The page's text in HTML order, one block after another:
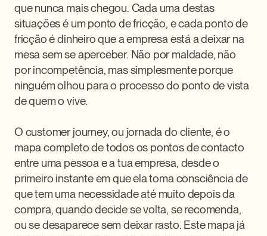
que nunca mais chegou. Cada uma destas
situações é um ponto de fricção, e cada ponto de
fricção é dinheiro que a empresa está a deixar na
mesa sem se aperceber. Não por maldade, não
por incompetência, mas simplesmente porque
ninguém olhou para o processo do ponto de vista
de quem o vive.
O customer journey, ou jornada do cliente, é o
mapa completo de todos os pontos de contacto
entre uma pessoa e a tua empresa, desde o
primeiro instante em que ela toma consciência de
que tem uma necessidade até muito depois da
compra, quando decide se volta, se recomenda,
ou se desaparece sem deixar rasto. Este mapa já